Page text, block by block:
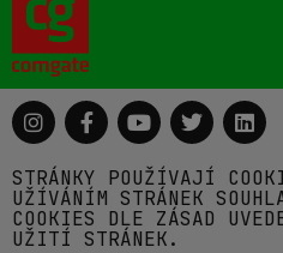
STRÁNKY POUŽÍVAJÍ
UŽÍVÁNÍM STRÁNEK
COOKIES DLE ZÁSAD
UŽITÍ STRÁNEK.